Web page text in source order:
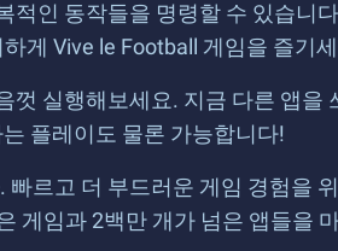
인 동작들을 명령할 수 있습니
게 Vive le Football 게임을 즐기
실행해보세요. 지금 다른 앱을
플레이도 물론 가능합니다!
르고 더 부드러운 게임 경험을
게임과 2백만 개가 넘은 앱들을